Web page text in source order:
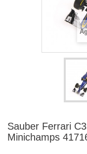
Sauber Ferrari
Minichamps